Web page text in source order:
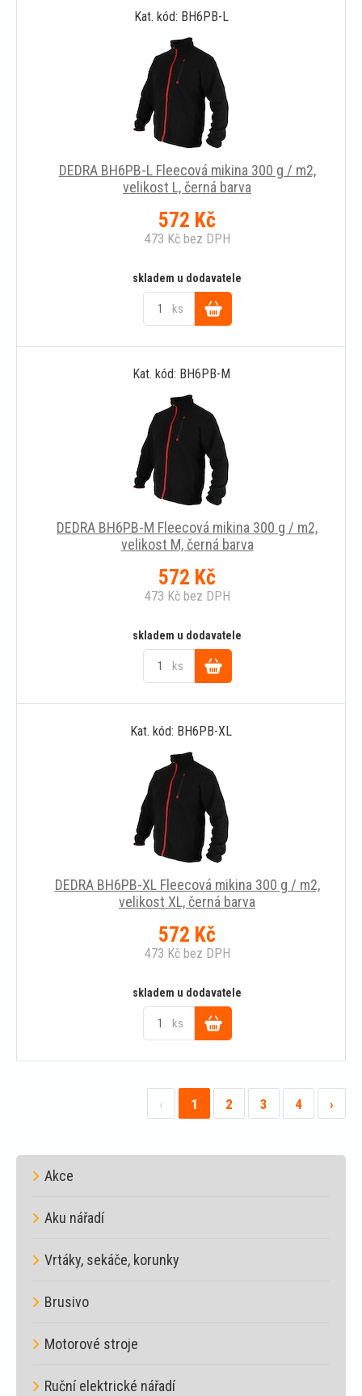
košíku
Kat. kód: BH6PB-L
DEDRA BH6PB-L Fleecová mikina 300 g / m2,
velikost L, černá barva
572 Kč
473 Kčbez DPH
skladem u dodavatele
ks
Do
košíku
Kat. kód: BH6PB-M
DEDRA BH6PB-M Fleecová mikina 300 g / m2,
velikost M, černá barva
572 Kč
473 Kčbez DPH
skladem u dodavatele
ks
Do
košíku
Kat. kód: BH6PB-XL
DEDRA BH6PB-XL Fleecová mikina 300 g / m2,
velikost XL, černá barva
572 Kč
473 Kčbez DPH
skladem u dodavatele
ks
Do
košíku
‹ 1 2 3 4 ›
Akce
Aku nářadí
Vrtáky, sekáče, korunky
Brusivo
Motorové stroje
Ruční elektrické nářadí